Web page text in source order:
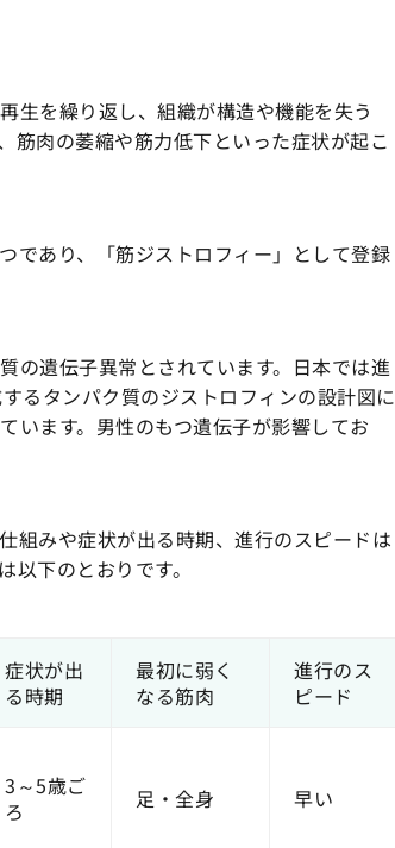
生を繰り返し、組織が構造や機能を失う
筋肉の萎縮や筋力低下といった症状が起こ
であり、「筋ジストロフィー」として登録
の遺伝子異常とされています。日本では進
るタンパク質のジストロフィンの設計図に
います。男性のもつ遺伝子が影響してお
組みや症状が出る時期、進行のスピードは
下のとおりです。
症状が出
る時期
最初に弱く
なる筋肉
進行のス
ピード
3～5歳ご
ろ
足・全身 早い